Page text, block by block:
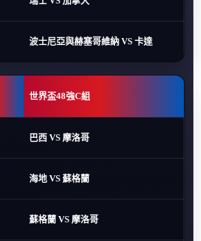
波士尼亞與赫塞哥維納 VS 卡達
世界盃48強C組
巴西 VS 摩洛哥
海地 VS 蘇格蘭
蘇格蘭 VS 摩洛哥